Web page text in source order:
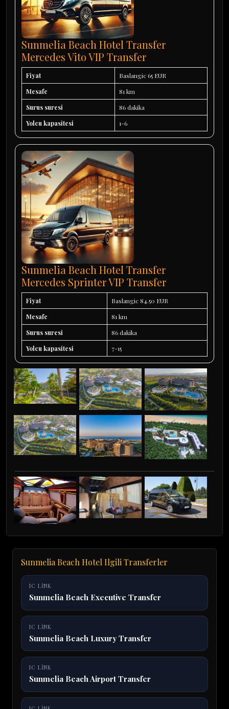
Sunmelia Beach Hotel Transfer
Mercedes Vito VIP Transfer
Fiyat
Baslangic 65 EUR
Mesafe
81 km
Surus suresi
86 dakika
Yolcu kapasitesi
1-6
Sunmelia Beach Hotel Transfer
Mercedes Sprinter VIP Transfer
Fiyat
Baslangic 84.50 EUR
Mesafe
81 km
Surus suresi
86 dakika
Yolcu kapasitesi
7-15
Sunmelia Beach Hotel Ilgili Transferler
IC LINK
Sunmelia Beach Executive Transfer
IC LINK
Sunmelia Beach Luxury Transfer
IC LINK
Sunmelia Beach Airport Transfer